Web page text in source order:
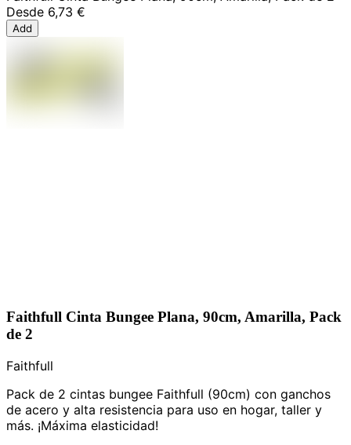
Desde 6,73 €
Add
Faithfull Cinta Bungee Plana, 90cm, Amarilla, Pack
de 2
Faithfull
Pack de 2 cintas bungee Faithfull (90cm) con ganchos
de acero y alta resistencia para uso en hogar, taller y
más. ¡Máxima elasticidad!